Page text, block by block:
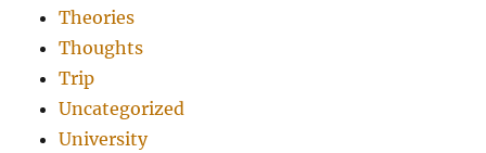
Theories
Thoughts
Trip
Uncategorized
University